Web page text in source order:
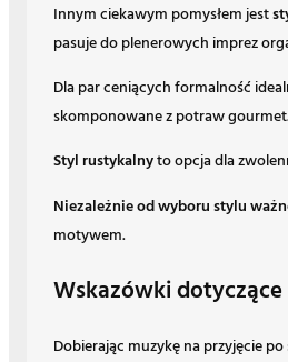
Innym ciekawym pomysłem jest
pasuje do plenerowych imprez
Dla par ceniących formalność
skomponowane z potraw
Styl rustykalnyto opcja dla
Niezależnie od wyboru stylu
motywem.
Wskazówki
Dobierając muzykę na przyjęcie